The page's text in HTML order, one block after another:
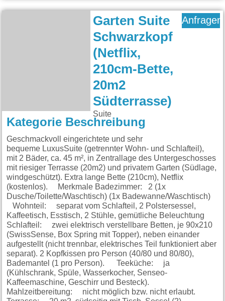
Garten Suite
Schwarzkopf
(Netflix,
210cm-Bette,
20m2
Südterrasse)
Suite
Anfragen
Kategorie Beschreibung
Geschmackvoll eingerichtete und sehr
bequeme LuxusSuite (getrennter Wohn- und Schlafteil),
mit 2 Bäder, ca. 45 m², in Zentrallage des Untergeschosses
mit riesiger Terrasse (20m2) und privatem Garten (Südlage,
windgeschützt). Extra lange Bette (210cm), Netflix
(kostenlos). Merkmale Badezimmer: 2 (1x
Dusche/Toilette/Waschtisch) (1x Badewanne/Waschtisch)
Wohnteil: separat vom Schlafteil, 2 Polstersessel,
Kaffeetisch, Esstisch, 2 Stühle, gemütliche Beleuchtung
Schlafteil: zwei elektrisch verstellbare Betten, je 90x210
(SwissSense, Box Spring mit Topper), neben einander
aufgestellt (nicht trennbar, elektrisches Teil funktioniert aber
separat). 2 Kopfkissen pro Person (40/80 und 80/80),
Bademantel (1 pro Person). Teeküche: ja
(Kühlschrank, Spüle, Wasserkocher, Senseo-
Kaffeemaschine, Geschirr und Besteck).
Mahlzeitbereitung: nicht möglich bzw. nicht erlaubt.